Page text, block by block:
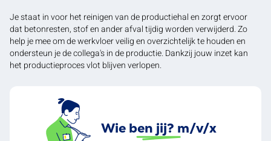
Je staat in voor het reinigen van de productiehal en zorgt ervoor
dat betonresten, stof en ander afval tijdig worden verwijderd. Zo
help je mee om de werkvloer veilig en overzichtelijk te houden en
ondersteun je de collega's in de productie. Dankzij jouw inzet kan
het productieproces vlot blijven verlopen.
Wie ben jij? m/v/x